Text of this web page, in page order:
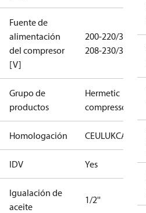
Fuente de
alimentación
del compresor
[V]
200-220/3/50
208-230/3/60
Grupo de
productos
Hermetic
compressors
Homologación CEULUKCA
IDV Yes
Igualación de
aceite
1/2''